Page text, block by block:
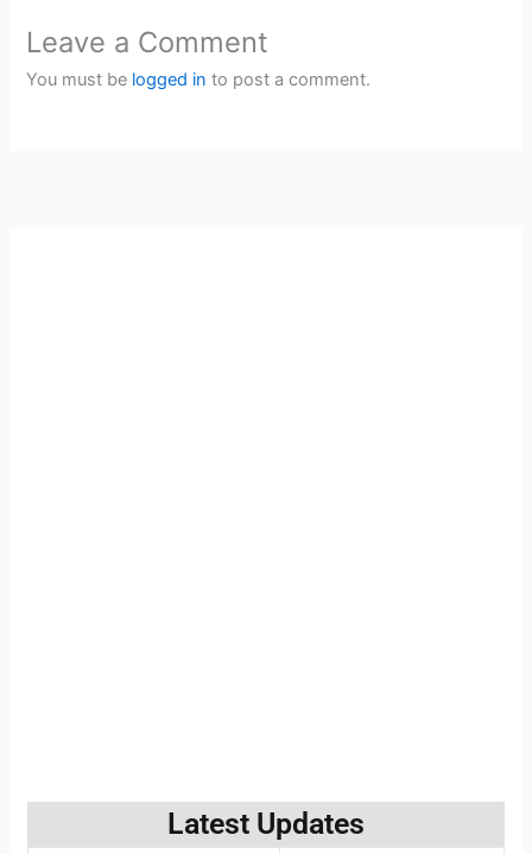
Leave a Comment
You must be logged in to post a comment.
Latest Updates